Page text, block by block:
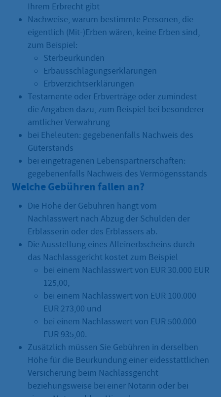
Ihrem Erbrecht gibt
Nachweise, warum bestimmte Personen, die
eigentlich (Mit-)Erben wären, keine Erben sind,
zum Beispiel:
Sterbeurkunden
Erbausschlagungserklärungen
Erbverzichtserklärungen
Testamente oder Erbverträge oder zumindest
die Angaben dazu, zum Beispiel bei besonderer
amtlicher Verwahrung
bei Eheleuten: gegebenenfalls Nachweis des
Güterstands
bei eingetragenen Lebenspartnerschaften:
gegebenenfalls Nachweis des Vermögensstands
Welche Gebühren fallen an?
Die Höhe der Gebühren hängt vom
Nachlasswert nach Abzug der Schulden der
Erblasserin oder des Erblassers ab.
Die Ausstellung eines Alleinerbscheins durch
das Nachlassgericht kostet zum Beispiel
bei einem Nachlasswert von EUR 30.000 EUR
125,00,
bei einem Nachlasswert von EUR 100.000
EUR 273,00 und
bei einem Nachlasswert von EUR 500.000
EUR 935,00.
Zusätzlich müssen Sie Gebühren in derselben
Höhe für die Beurkundung einer eidesstattlichen
Versicherung beim Nachlassgericht
beziehungsweise bei einer Notarin oder bei